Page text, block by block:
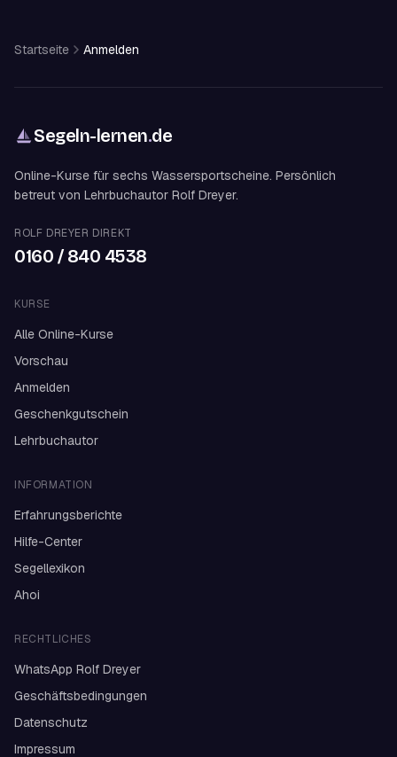
Startseite Anmelden
Segeln-lernen.de
Online-Kurse für sechs Wassersportscheine. Persönlich
betreut von Lehrbuchautor Rolf Dreyer.
ROLF DREYER DIREKT
0160 / 840 4538
KURSE
Alle Online-Kurse
Vorschau
Anmelden
Geschenkgutschein
Lehrbuchautor
INFORMATION
Erfahrungsberichte
Hilfe-Center
Segellexikon
Ahoi
RECHTLICHES
WhatsApp Rolf Dreyer
Geschäftsbedingungen
Datenschutz
Impressum